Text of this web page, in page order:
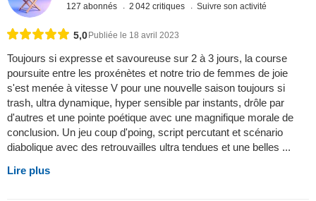
127 abonnés 2 042 critiques Suivre son activité
5,0Publiée le 18 avril 2023
Toujours si expresse et savoureuse sur 2 à 3 jours, la course
poursuite entre les proxénètes et notre trio de femmes de joie
s'est menée à vitesse V pour une nouvelle saison toujours si
trash, ultra dynamique, hyper sensible par instants, drôle par
d'autres et une pointe poétique avec une magnifique morale de
conclusion. Un jeu coup d'poing, script percutant et scénario
diabolique avec des retrouvailles ultra tendues et une belles ...
Lire plus